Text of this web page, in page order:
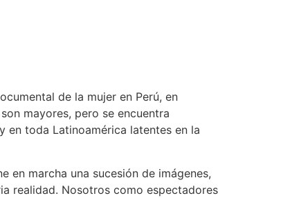
de la mujer en Perú, en
mayores, pero se encuentra
en toda Latinoamérica latentes en la
en marcha una sucesión de imágenes,
realidad. Nosotros como espectadores